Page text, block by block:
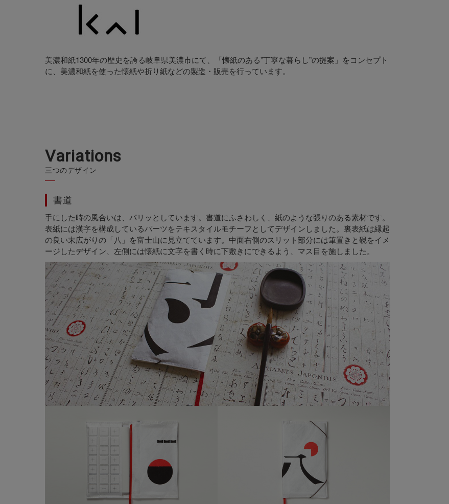
美濃和紙1300年の歴史を誇る岐阜県美濃市にて、「懐紙のある”丁寧な暮らし”の提案」をコンセプト
に、美濃和紙を使った懐紙や折り紙などの製造・販売を行っています。
Variations
三つのデザイン
書道
手にした時の風合いは、パリッとしています。書道にふさわしく、紙のような張りのある素材です。
表紙には漢字を構成しているパーツをテキスタイルモチーフとしてデザインしました。裏表紙は縁起
の良い末広がりの「八」を富士山に見立てています。中面右側のスリット部分には筆置きと硯をイメ
ージしたデザイン、左側には懐紙に文字を書く時に下敷きにできるよう、マス目を施しました。